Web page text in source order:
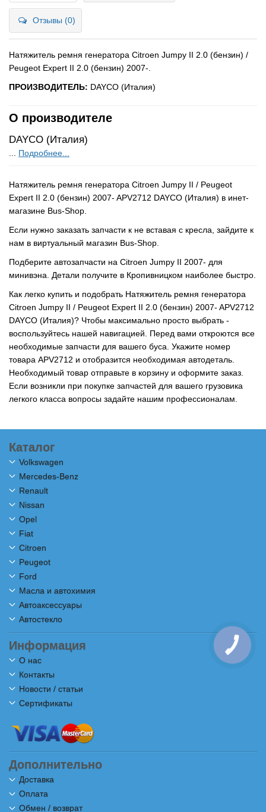
Отзывы (0)
Натяжитель ремня генератора Citroen Jumpy II 2.0 (бензин) /
Peugeot Expert II 2.0 (бензин) 2007-.
ПРОИЗВОДИТЕЛЬ: DAYCO (Италия)
О производителе
DAYCO (Италия)
Подробнее...
Натяжитель ремня генератора Citroen Jumpy II / Peugeot
Expert II 2.0 (бензин) 2007- APV2712 DAYCO (Италия) в инет-
магазине Bus-Shop.
Если нужно заказать запчасти к не вставая с кресла, зайдите к
нам в виртуальный магазин Bus-Shop.
Подберите автозапчасти на Citroen Jumpy II 2007- для
минивэна. Детали получите в Кропивницком наиболее быстро.
Как легко купить и подобрать Натяжитель ремня генератора
Citroen Jumpy II / Peugeot Expert II 2.0 (бензин) 2007- APV2712
DAYCO (Италия)? Чтобы максимально просто выбрать -
воспользуйтесь нашей навигацией. Перед вами откроются все
необходимые запчасти для вашего буса. Укажите номер
товара APV2712 и отобразится необходимая автодеталь.
Необходимый товар отправьте в корзину и оформите заказ.
Если возникли при покупке запчастей для вашего грузовика
легкого класса вопросы задайте нашим профессионалам.
Каталог
Volkswagen
Mercedes-Benz
Renault
Nissan
Opel
Fiat
Citroen
Peugeot
Ford
Масла и автохимия
Автоаксессуары
Автостекло
Информация
О нас
Контакты
Новости / статьи
Сертификаты
Дополнительно
Доставка
Оплата
Обмен / возврат
КНОПКА
СВЯЗИ